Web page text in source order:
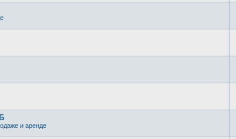
и аренде